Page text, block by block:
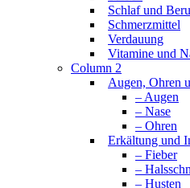
Schlaf und
Schmerzmittel
Verdauung
Vitamine und
Column 2
Augen, Ohren
– Augen
– Nase
– Ohren
Erkältung und
– Fieber
–
– Husten